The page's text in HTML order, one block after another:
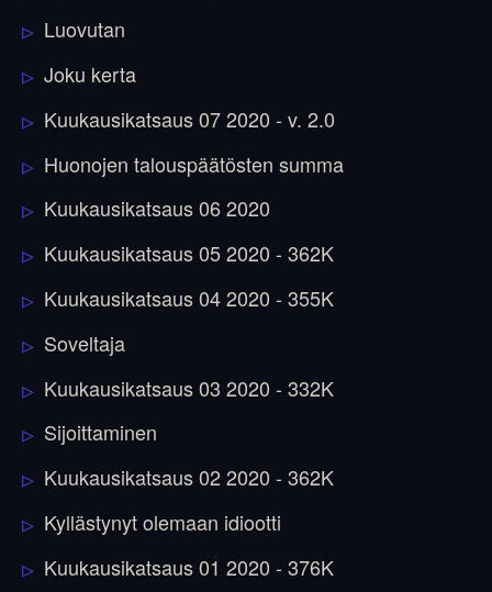
Luovutan
Joku kerta
Kuukausikatsaus 07 2020 - v. 2.0
Huonojen talouspäätösten summa
Kuukausikatsaus 06 2020
Kuukausikatsaus 05 2020 - 362K
Kuukausikatsaus 04 2020 - 355K
Soveltaja
Kuukausikatsaus 03 2020 - 332K
Sijoittaminen
Kuukausikatsaus 02 2020 - 362K
Kyllästynyt olemaan idiootti
Kuukausikatsaus 01 2020 - 376K